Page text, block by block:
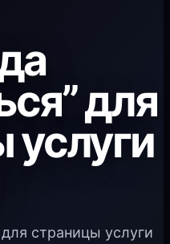
для
услуги
страницы услуги